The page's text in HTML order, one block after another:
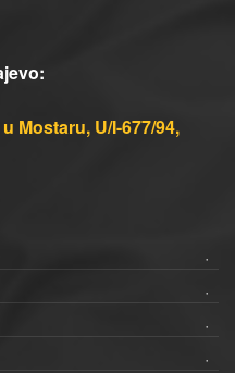
Mostaru, U/I-677/94,